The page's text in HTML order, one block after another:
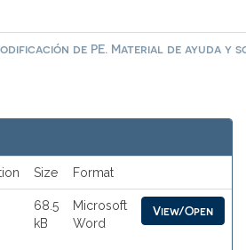
de PE. Material de ayuda y
Size Format
68.5
kB
Microsoft
Word
View/Open